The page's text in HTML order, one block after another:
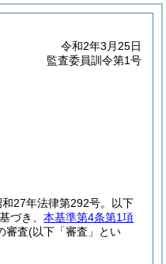
令和2年3月25日
監査委員訓令第1号
和27年法律第292号。以下
づき、 本基準第4条第1項
審査(以下「審査」とい